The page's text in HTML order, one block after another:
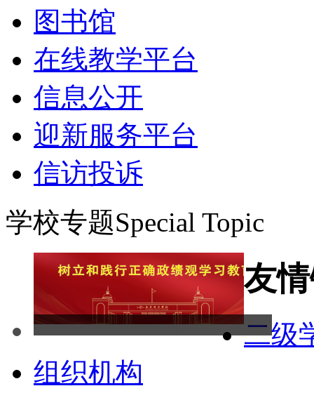
图书馆
在线教学平台
信息公开
迎新服务平台
信访投诉
学校专题Special Topic
友
二级
组织机构